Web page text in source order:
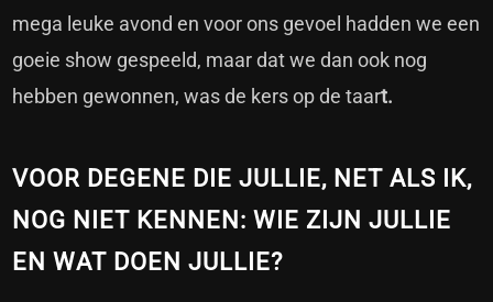
mega leuke avond en voor ons gevoel hadden we een
goeie show gespeeld, maar dat we dan ook nog
hebben gewonnen, was de kers op de taart.
VOOR DEGENE DIE JULLIE, NET ALS IK,
NOG NIET KENNEN: WIE ZIJN JULLIE
EN WAT DOEN JULLIE?